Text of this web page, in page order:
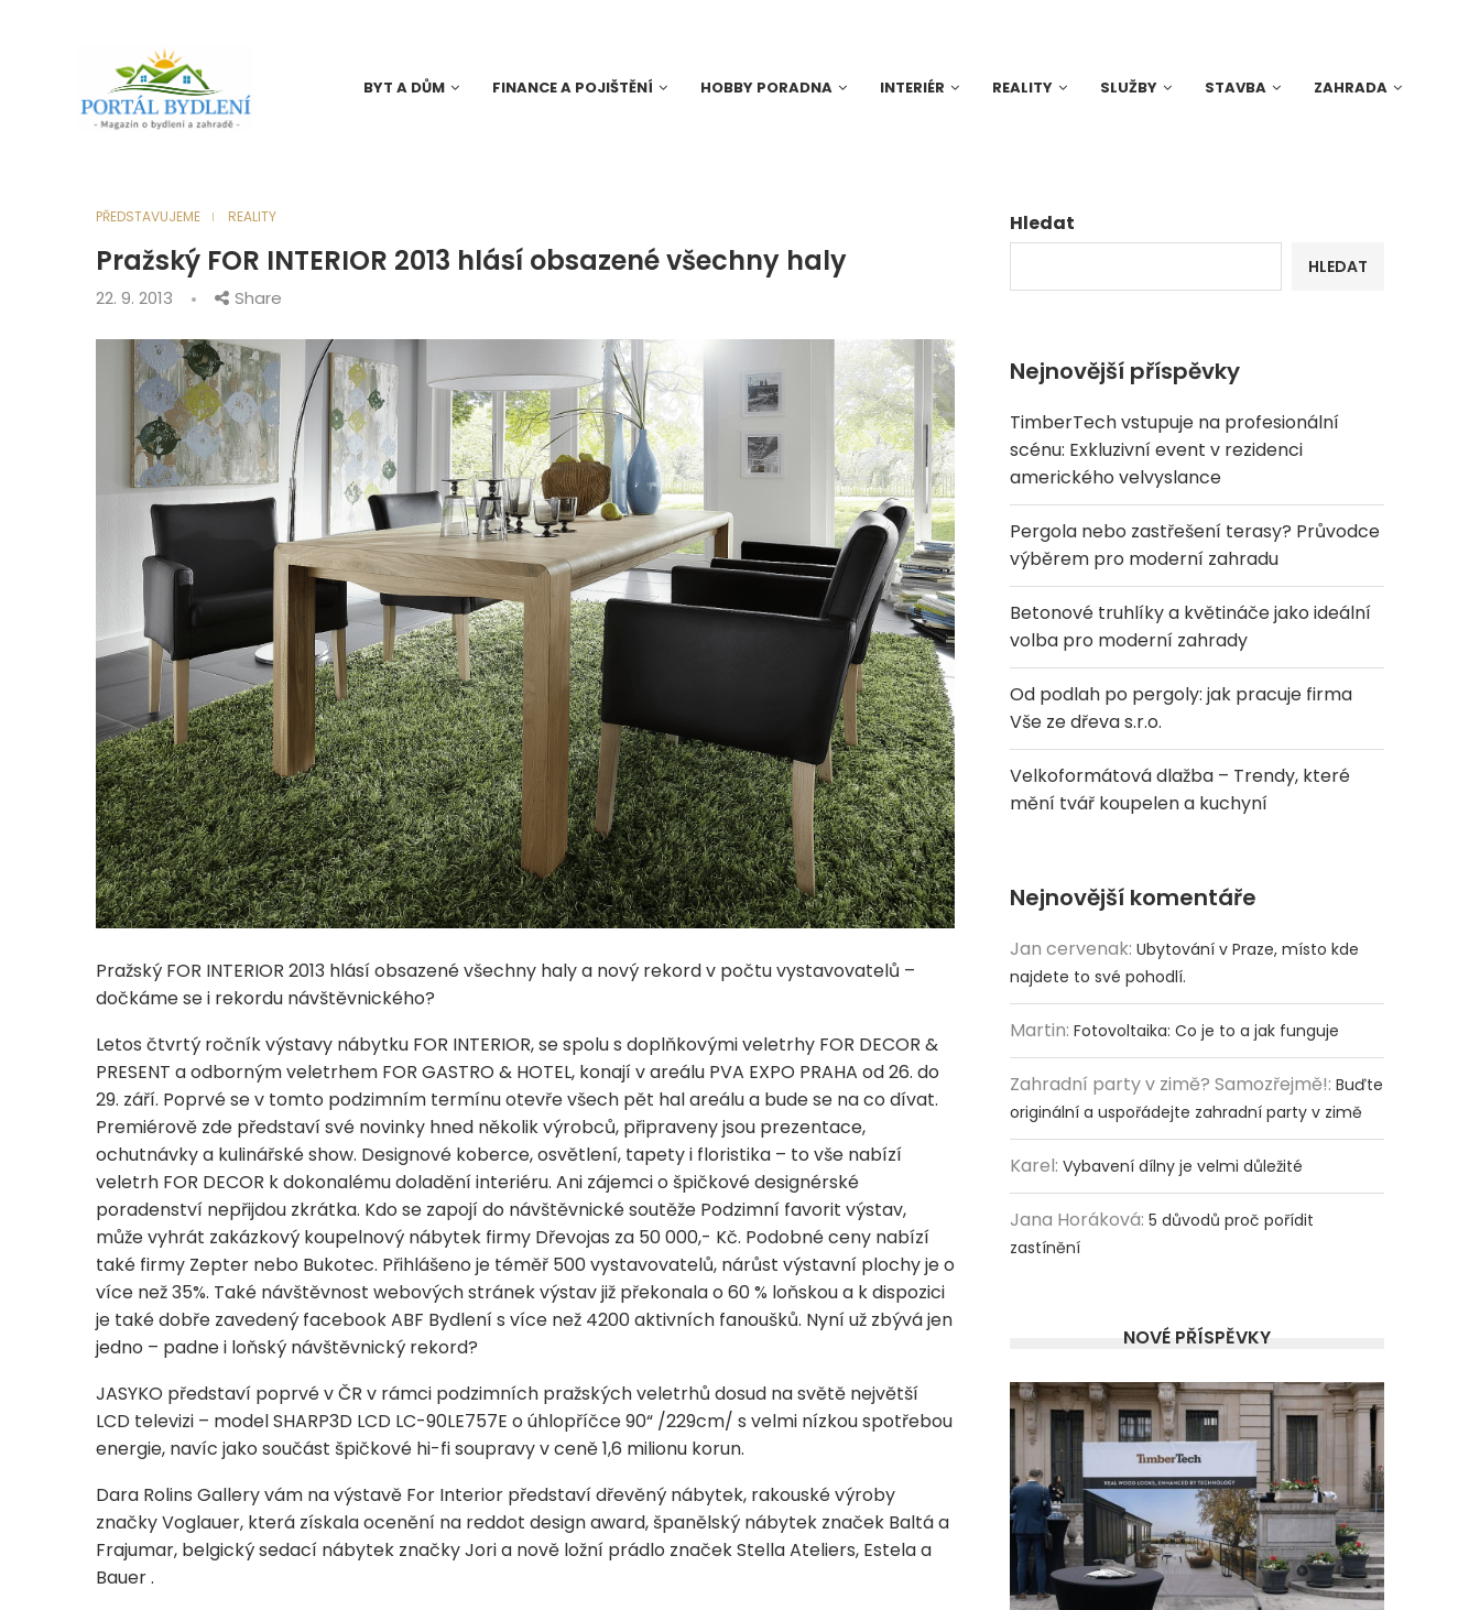
BYT A DŮM FINANCE A POJIŠTĚNÍ HOBBY PORADNA INTERIÉR REALITY SLUŽBY STAVBA ZAHRADA
PŘEDSTAVUJEME REALITY
Pražský FOR INTERIOR 2013 hlásí obsazené všechny haly
22. 9. 2013 Share
Pražský FOR INTERIOR 2013 hlásí obsazené všechny haly a nový rekord v počtu vystavovatelů –
dočkáme se i rekordu návštěvnického?
Letos čtvrtý ročník výstavy nábytku FOR INTERIOR, se spolu s doplňkovými veletrhy FOR DECOR &
PRESENT a odborným veletrhem FOR GASTRO & HOTEL, konají v areálu PVA EXPO PRAHA od 26. do
29. září. Poprvé se v tomto podzimním termínu otevře všech pět hal areálu a bude se na co dívat.
Premiérově zde představí své novinky hned několik výrobců, připraveny jsou prezentace,
ochutnávky a kulinářské show. Designové koberce, osvětlení, tapety i floristika – to vše nabízí
veletrh FOR DECOR k dokonalému doladění interiéru. Ani zájemci o špičkové designérské
poradenství nepřijdou zkrátka. Kdo se zapojí do návštěvnické soutěže Podzimní favorit výstav,
může vyhrát zakázkový koupelnový nábytek firmy Dřevojas za 50 000,- Kč. Podobné ceny nabízí
také firmy Zepter nebo Bukotec. Přihlášeno je téměř 500 vystavovatelů, nárůst výstavní plochy je o
více než 35%. Také návštěvnost webových stránek výstav již překonala o 60 % loňskou a k dispozici
je také dobře zavedený facebook ABF Bydlení s více než 4200 aktivních fanoušků. Nyní už zbývá jen
jedno – padne i loňský návštěvnický rekord?
JASYKO představí poprvé v ČR v rámci podzimních pražských veletrhů dosud na světě největší
LCD televizi – model SHARP3D LCD LC-90LE757E o úhlopříčce 90“ /229cm/ s velmi nízkou spotřebou
energie, navíc jako součást špičkové hi-fi soupravy v ceně 1,6 milionu korun.
Dara Rolins Gallery vám na výstavě For Interior představí dřevěný nábytek, rakouské výroby
značky Voglauer, která získala ocenění na reddot design award, španělský nábytek značek Baltá a
Frajumar, belgický sedací nábytek značky Jori a nově ložní prádlo značek Stella Ateliers, Estela a
Bauer .
Hledat
HLEDAT
Nejnovější příspěvky
TimberTech vstupuje na profesionální
scénu: Exkluzivní event v rezidenci
amerického velvyslance
Pergola nebo zastřešení terasy? Průvodce
výběrem pro moderní zahradu
Betonové truhlíky a květináče jako ideální
volba pro moderní zahrady
Od podlah po pergoly: jak pracuje firma
Vše ze dřeva s.r.o.
Velkoformátová dlažba – Trendy, které
mění tvář koupelen a kuchyní
Nejnovější komentáře
Jan cervenak: Ubytování v Praze, místo kde
najdete to své pohodlí.
Martin: Fotovoltaika: Co je to a jak funguje
Zahradní party v zimě? Samozřejmě!: Buďte
originální a uspořádejte zahradní party v zimě
Karel: Vybavení dílny je velmi důležité
Jana Horáková: 5 důvodů proč pořídit
zastínění
NOVÉ PŘÍSPĚVKY